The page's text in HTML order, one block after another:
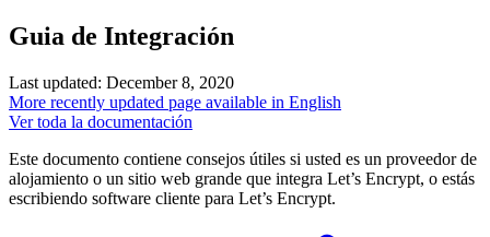
Guia de Integración
Last updated: December 8, 2020
More recently updated page available in English
Ver toda la documentación
Este documento contiene consejos útiles si usted es un proveedor de
alojamiento o un sitio web grande que integra Let’s Encrypt, o estás
escribiendo software cliente para Let’s Encrypt.